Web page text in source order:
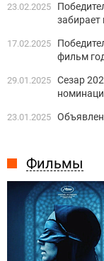
Фильмы
23.02.2025
17.02.2025
фильм
29.01.2025 Сезар
23.01.2025